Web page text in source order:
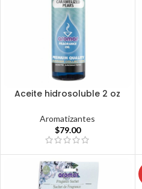
Aceite hidrosoluble 2 oz
Aromatizantes
$79.00